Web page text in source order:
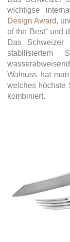
wichtigse
Design Award,
of the Best“ und
Das Schweizer
stabilisiertem
Walnuss hat
welches höchste
kombiniert.